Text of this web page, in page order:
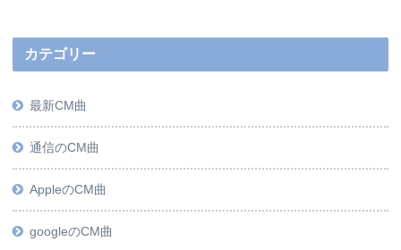
カテゴリー
最新CM曲
通信のCM曲
AppleのCM曲
googleのCM曲